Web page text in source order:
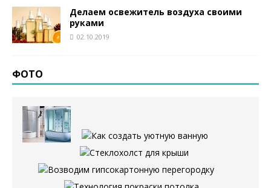
Делаем освежитель воздуха своими
руками
02.10.2019
ФОТО